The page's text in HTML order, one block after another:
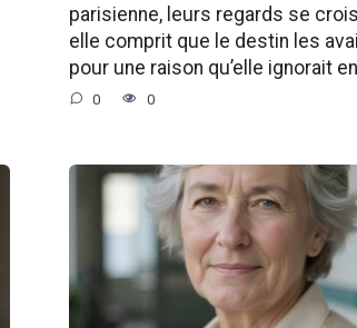
parisienne, leurs regards se
elle comprit que le destin les
pour une raison qu’elle ignorait
0 0